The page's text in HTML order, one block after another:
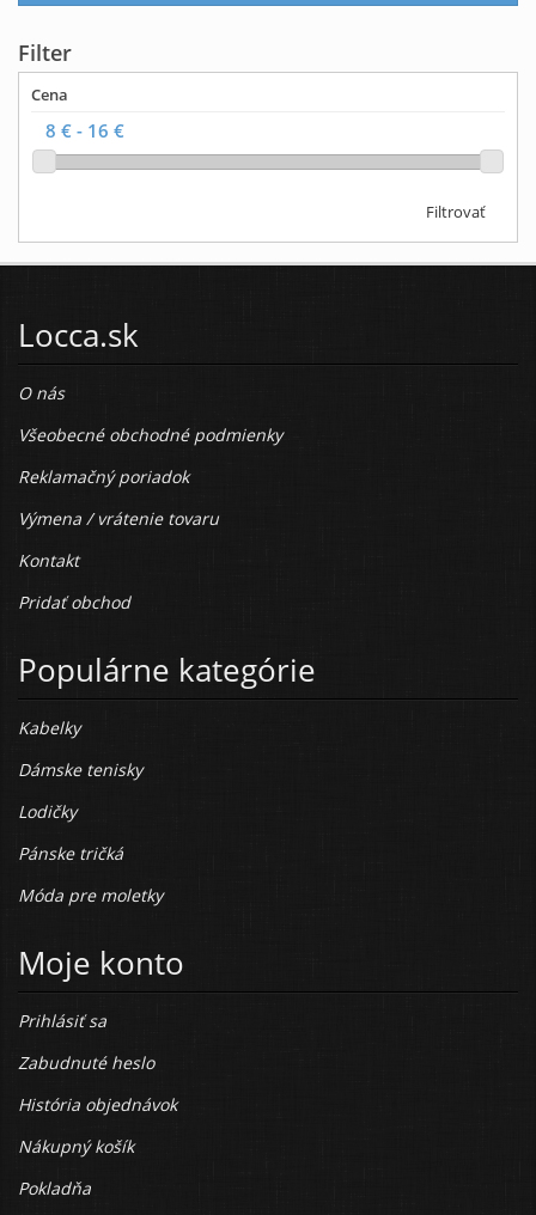
Filter
Cena
Filtrovať
Locca.sk
O nás
Všeobecné obchodné podmienky
Reklamačný poriadok
Výmena / vrátenie tovaru
Kontakt
Pridať obchod
Populárne kategórie
Kabelky
Dámske tenisky
Lodičky
Pánske tričká
Móda pre moletky
Moje konto
Prihlásiť sa
Zabudnuté heslo
História objednávok
Nákupný košík
Pokladňa